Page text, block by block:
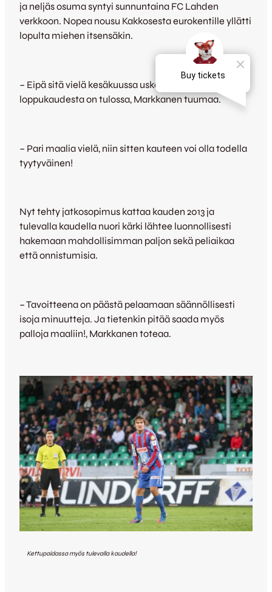
ja neljäs osuma syntyi sunnuntaina FC Lahden
verkkoon. Nopea nousu Kakkosesta eurokentille yllätti
lopulta miehen itsensäkin.
– Eipä sitä vielä kesäkuussa uskonut, millainen
loppukaudesta on tulossa, Markkanen tuumaa.
– Pari maalia vielä, niin sitten kauteen voi olla todella
tyytyväinen!
Nyt tehty jatkosopimus kattaa kauden 2013 ja
tulevalla kaudella nuori kärki lähtee luonnollisesti
hakemaan mahdollisimman paljon sekä peliaikaa
että onnistumisia.
– Tavoitteena on päästä pelaamaan säännöllisesti
isoja minuutteja. Ja tietenkin pitää saada myös
palloja maaliin!, Markkanen toteaa.
Kettupaidassa myös tulevalla kaudella!